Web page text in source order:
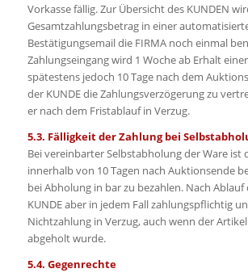
Vorkasse fällig. Zur Übersicht des KUNDEN
Gesamtzahlungsbetrag in einer
Bestätigungsemail die FIRMA noch einmal
Zahlungseingang wird 1 Woche ab Erhalt
spätestens jedoch 10 Tage nach dem
der KUNDE die Zahlungsverzögerung zu
er nach dem Fristablauf in Verzug.
5.3. Fälligkeit der Zahlung bei
Bei vereinbarter Selbstabholung der Ware ist
innerhalb von 10 Tagen nach Auktionsende
bei Abholung in bar zu bezahlen. Nach Ablauf
KUNDE aber in jedem Fall zahlungspflichtig
Nichtzahlung in Verzug, auch wenn der
abgeholt wurde.
5.4. Gegenrechte